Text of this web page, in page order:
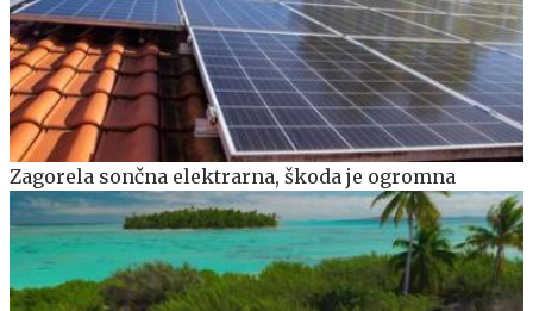
Zagorela sončna elektrarna, škoda je ogromna